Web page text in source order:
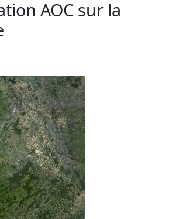
AOC sur la